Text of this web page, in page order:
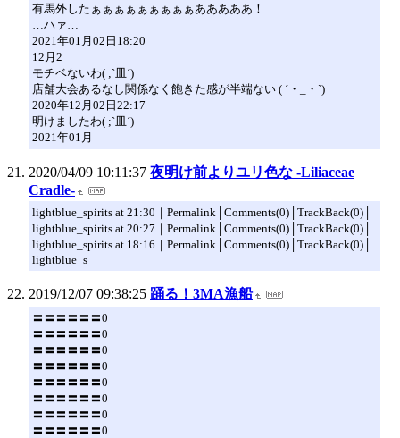
有馬外したぁぁぁぁぁぁぁぁぁあああああ！
…ハァ…
2021年01月02日18:20
12月2
モチベないわ( ;`皿´)
店舗大会あるなし関係なく飽きた感が半端ない ( ´・_・`)
2020年12月02日22:17
明けましたわ( ;`皿´)
2021年01月
2020/04/09 10:11:37 夜明け前よりユリ色な -Liliaceae
Cradle-
lightblue_spirits at 21:30｜Permalink│Comments(0)│TrackBack(0)│
lightblue_spirits at 20:27｜Permalink│Comments(0)│TrackBack(0)│
lightblue_spirits at 18:16｜Permalink│Comments(0)│TrackBack(0)│
lightblue_s
2019/12/07 09:38:25 踊る！3MA漁船
〓〓〓〓〓〓0
〓〓〓〓〓〓0
〓〓〓〓〓〓0
〓〓〓〓〓〓0
〓〓〓〓〓〓0
〓〓〓〓〓〓0
〓〓〓〓〓〓0
〓〓〓〓〓〓0